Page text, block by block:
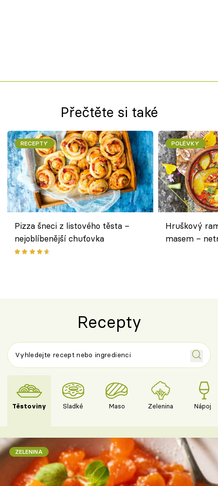
Přečtěte si také
RECEPTY
Pizza šneci z listového těsta –
nejoblíbenější chuťovka
POLÉVKY
Hruškový
masem –
Recepty
Těstoviny Sladké Maso Zelenina Nápoje
ZELENINA